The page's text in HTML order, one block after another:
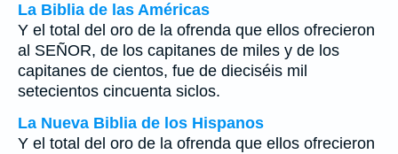
La Biblia de las Américas
Y el total del oro de la ofrenda que ellos ofrecieron
al SEÑOR, de los capitanes de miles y de los
capitanes de cientos, fue de dieciséis mil
setecientos cincuenta siclos.
La Nueva Biblia de los Hispanos
Y el total del oro de la ofrenda que ellos ofrecieron